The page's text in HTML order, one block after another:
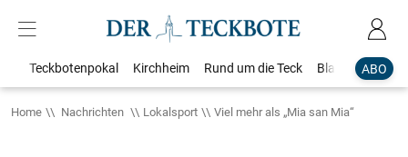
ABO
Teckbotenpokal Kirchheim Rund um die Teck Blaulicht
Home Nachrichten Lokalsport Viel mehr als „Mia san Mia“